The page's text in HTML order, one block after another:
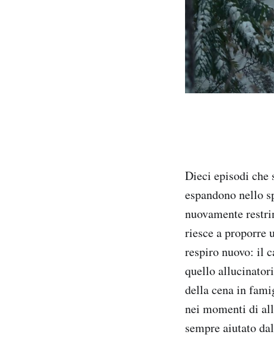
Dieci episodi che
espandono nello
nuovamente
riesce a proporre
respiro nuovo: il
quello
della cena in
nei momenti di
sempre aiutato